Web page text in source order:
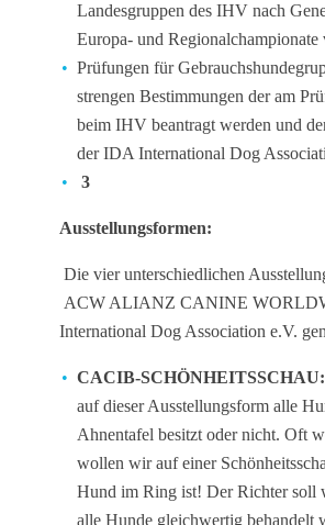
Landesgruppen des IHV nach
Europa- und Regionalchampionate
Prüfungen für
strengen Bestimmungen der am
beim IHV beantragt werden und
der IDA International Dog
3
Ausstellungsformen:
Die vier unterschiedlichen
ACW ALIANZ CANINE
International Dog Association e.V.
CACIB-SCHÖNHEITSSCHAU:
auf dieser Ausstellungsform alle
Ahnentafel besitzt oder nicht. Oft
wollen wir auf einer
Hund im Ring ist! Der Richter soll
alle Hunde gleichwertig behandelt